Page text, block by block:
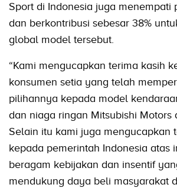
Sport di Indonesia juga menempati
dan berkontribusi sebesar 38%
global model tersebut.
“Kami mengucapkan terima kasih
konsumen setia yang telah
pilihannya kepada model
dan niaga ringan Mitsubishi Motors
Selain itu kami juga mengucapkan
kepada pemerintah Indonesia atas
beragam kebijakan dan insentif
mendukung daya beli masyarakat